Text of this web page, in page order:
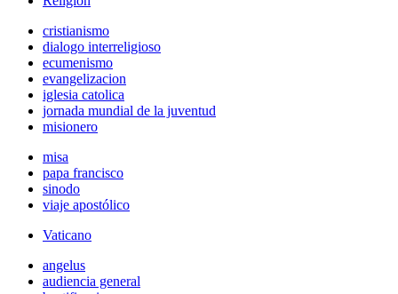
cristianismo
dialogo interreligioso
ecumenismo
evangelizacion
iglesia catolica
jornada mundial de la juventud
misionero
misa
papa francisco
sinodo
viaje apostólico
Vaticano
angelus
audiencia general